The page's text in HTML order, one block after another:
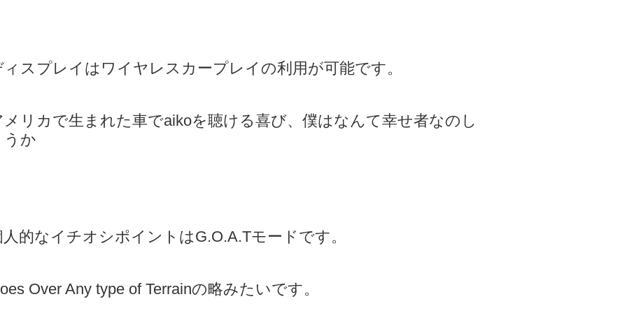
ィスプレイはワイヤレスカープレイの利用が可能です。
メリカで生まれた車でaikoを聴ける喜び、僕はなんて幸せ者なのし
うか
人的なイチオシポイントはG.O.A.Tモードです。
Over Any type of Terrainの略みたいです。